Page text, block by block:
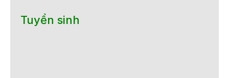
Tuyển sinh